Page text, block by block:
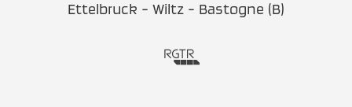
Ettelbruck - Wiltz - Bastogne (B)